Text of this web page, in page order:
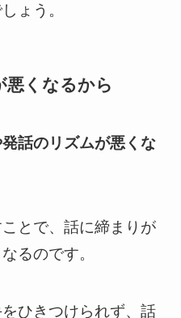
ょう。
くなるから
話のリズムが悪くな
とで、話に締まりが
るのです。
ひきつけられず、話